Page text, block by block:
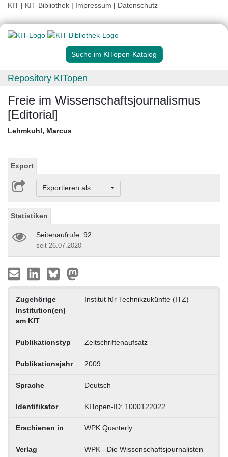
KIT | KIT-Bibliothek | Impressum | Datenschutz
Suche im KITopen-Katalog
Repository KITopen
Freie im Wissenschaftsjournalismus
[Editorial]
Lehmkuhl, Marcus
Export
Exportieren als ...
Statistiken
Seitenaufrufe: 92
seit 26.07.2020
Zugehörige
Institution(en)
am KIT
Institut für Technikzukünfte (ITZ)
Publikationstyp Zeitschriftenaufsatz
Publikationsjahr 2009
Sprache Deutsch
Identifikator KITopen-ID: 1000122022
Erschienen in WPK Quarterly
Verlag WPK - Die Wissenschaftsjournalisten